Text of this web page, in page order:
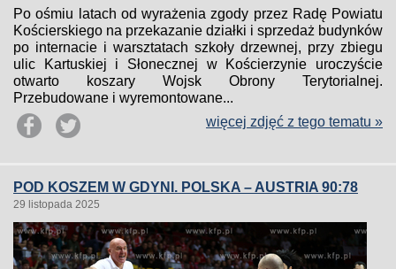
Po ośmiu latach od wyrażenia zgody przez Radę Powiatu
Kościerskiego na przekazanie działki i sprzedaż budynków
po internacie i warsztatach szkoły drzewnej, przy zbiegu
ulic Kartuskiej i Słonecznej w Kościerzynie uroczyście
otwarto koszary Wojsk Obrony Terytorialnej.
Przebudowane i wyremontowane...
więcej zdjęć z tego tematu »
POD KOSZEM W GDYNI. POLSKA – AUSTRIA 90:78
29 listopada 2025